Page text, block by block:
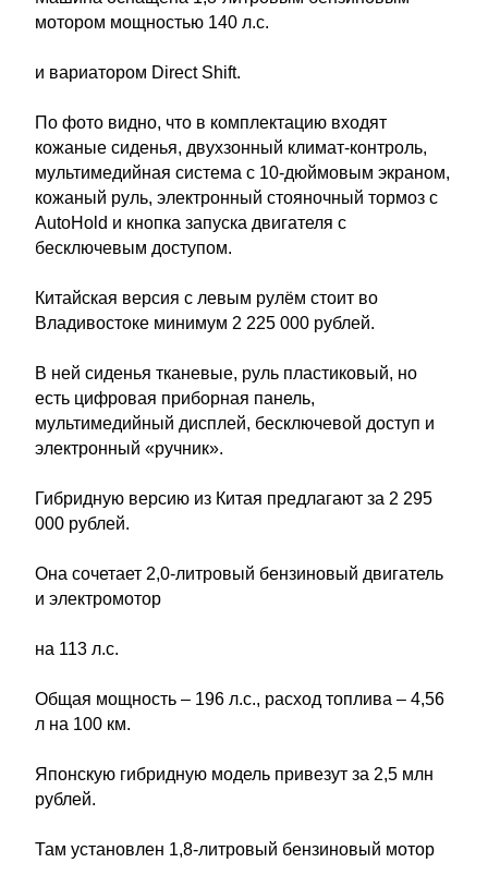
мотором мощностью 140 л.с.
и вариатором Direct Shift.
По фото видно, что в комплектацию входят
кожаные сиденья, двухзонный климат-контроль,
мультимедийная система с 10-дюймовым экраном,
кожаный руль, электронный стояночный тормоз с
AutoHold и кнопка запуска двигателя с
бесключевым доступом.
Китайская версия с левым рулём стоит во
Владивостоке минимум 2 225 000 рублей.
В ней сиденья тканевые, руль пластиковый, но
есть цифровая приборная панель,
мультимедийный дисплей, бесключевой доступ и
электронный «ручник».
Гибридную версию из Китая предлагают за 2 295
000 рублей.
Она сочетает 2,0-литровый бензиновый двигатель
и электромотор
на 113 л.с.
Общая мощность – 196 л.с., расход топлива – 4,56
л на 100 км.
Японскую гибридную модель привезут за 2,5 млн
рублей.
Там установлен 1,8-литровый бензиновый мотор